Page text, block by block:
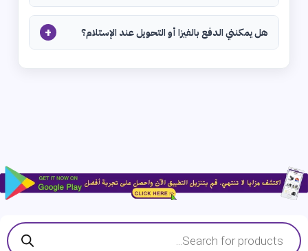
هل يمكنني الدفع بالفيزا أو التحويل عند الإستلام؟ +
Products
search